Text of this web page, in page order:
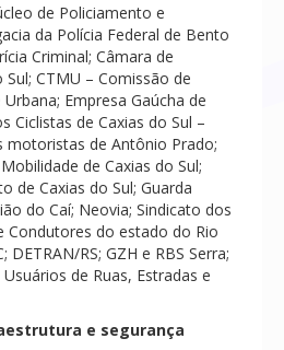
de Policiamento e
da Polícia Federal de Bento
Criminal; Câmara de
CTMU – Comissão de
Empresa Gaúcha de
Ciclistas de Caxias do Sul –
motoristas de Antônio Prado;
de Caxias do Sul;
de Caxias do Sul; Guarda
do Caí; Neovia; Sindicato dos
Condutores do estado do Rio
DETRAN/RS; GZH e RBS Serra;
de Ruas, Estradas e
e segurança